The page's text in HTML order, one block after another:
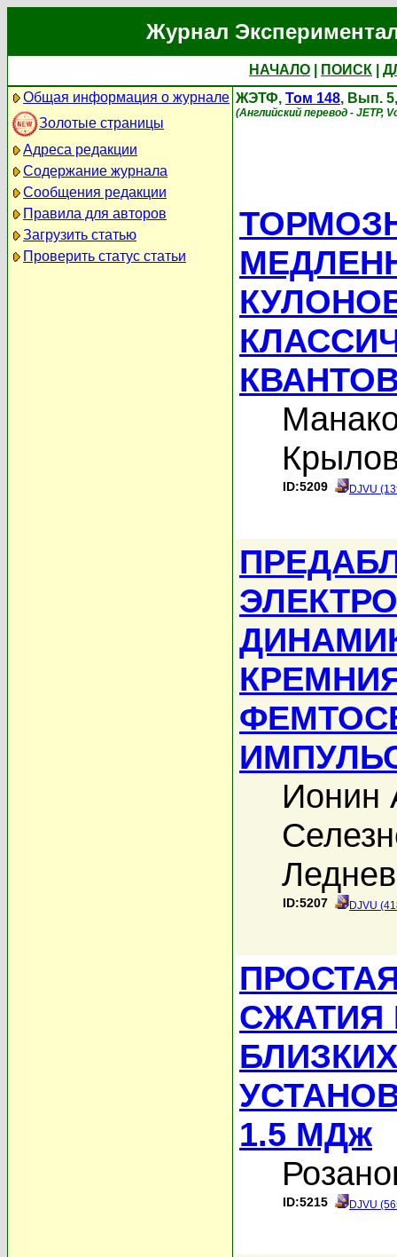
Журнал
НАЧАЛО ПОИСК
Общая информация о журнале
Золотые страницы
Адреса редакции
Содержание журнала
Сообщения редакции
Правила для авторов
Загрузить статью
Проверить статус статьи
ЖЭТФ, Том 148, Вып.
(Английский перевод - JETP,
ID:5209 DJVU
Ионин
ID:5207 DJVU
СЖАТИЯ
1.5 МДж
ID:5215 DJVU